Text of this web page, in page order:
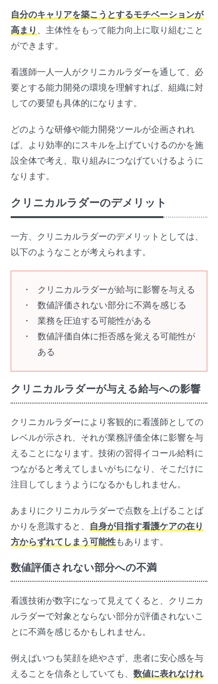
自分のキャリアを築こうとするモチベーションが
高まり 、主体性をもって能力向上に取り組むこと
ができます。
看護師一人一人がクリニカルラダーを通して、必
要とする能力開発の環境を理解すれば、組織に対
しての要望も具体的になります。
どのような研修や能力開発ツールが企画されれ
ば、より効率的にスキルを上げていけるのかを施
設全体で考え、取り組みにつなげていけるように
なります。
クリニカルラダーのデメリット
一方、クリニカルラダーのデメリットとしては、
以下のようなことが考えられます。
クリニカルラダーが給与に影響を与える
数値評価されない部分に不満を感じる
業務を圧迫する可能性がある
数値評価自体に拒否感を覚える可能性が
ある
クリニカルラダーが与える給与への影響
クリニカルラダーにより客観的に看護師としての
レベルが示され、それが業務評価全体に影響を与
えることになります。技術の習得イコール給料に
つながると考えてしまいがちになり、そこだけに
注目してしまうようになるかもしれません。
あまりにクリニカルラダーで点数を上げることば
かりを意識すると、 自身が目指す看護ケアの在り
方からずれてしまう可能性もあります。
数値評価されない部分への不満
看護技術が数字になって見えてくると、クリニカ
ルラダーで対象とならない部分が評価されないこ
とに不満を感じるかもしれません。
例えばいつも笑顔を絶やさず、患者に安心感を与
えることを信条としていても、数値に表れなけれ